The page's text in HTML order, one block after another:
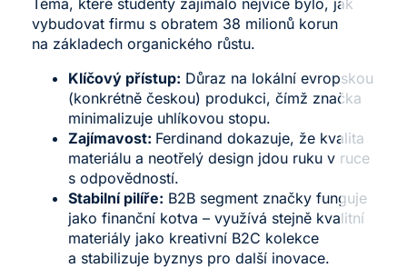
vybudovat firmu s obratem 38 milionů korun
na základech organického růstu.
Klíčový přístup: Důraz na lokální evropskou
(konkrétně českou) produkci, čímž značka
minimalizuje uhlíkovou stopu.
Zajímavost: Ferdinand dokazuje, že kvalita
materiálu a neotřelý design jdou ruku v ruce
s odpovědností.
Stabilní pilíře: B2B segment značky funguje
jako finanční kotva – využívá stejně kvalitní
materiály jako kreativní B2C kolekce
a stabilizuje byznys pro další inovace.